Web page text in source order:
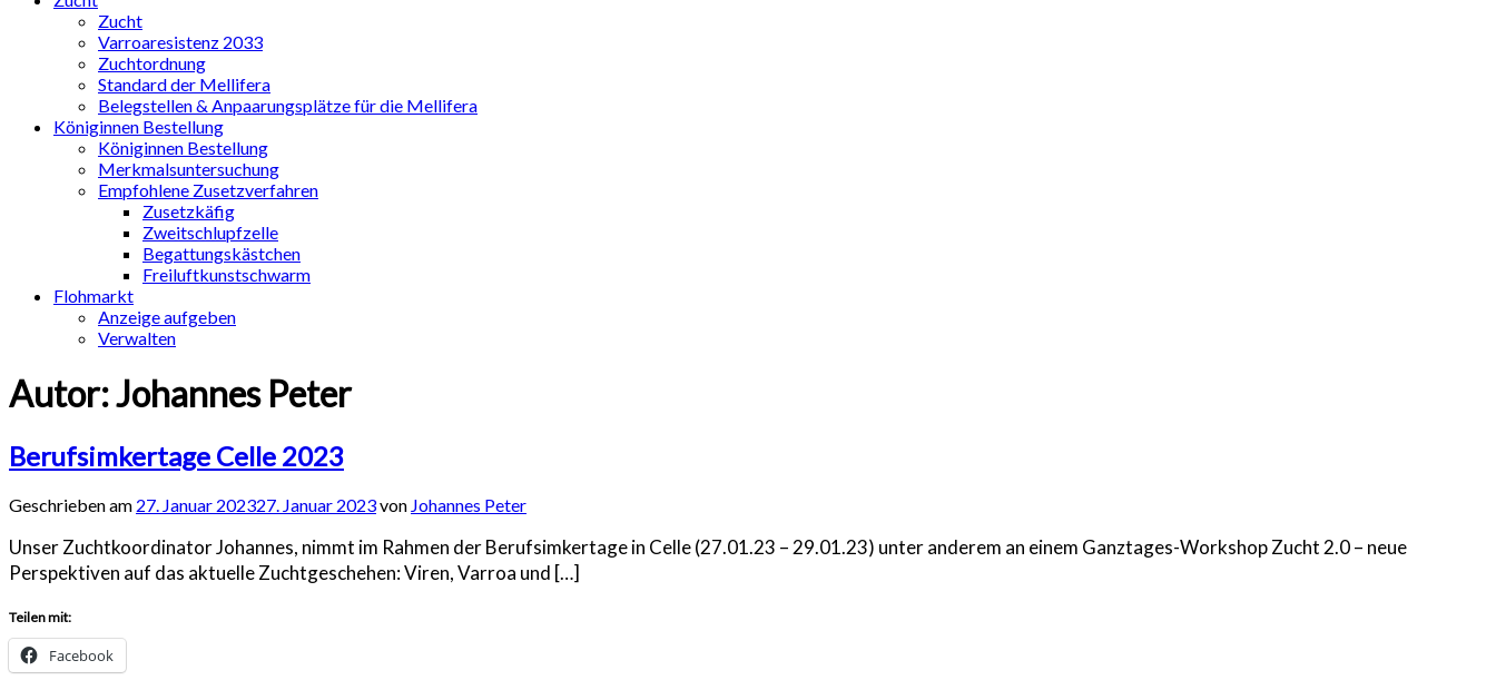
Zucht
Varroaresistenz 2033
Zuchtordnung
Standard der Mellifera
Belegstellen & Anpaarungsplätze für die Mellifera
Königinnen Bestellung
Königinnen Bestellung
Merkmalsuntersuchung
Empfohlene Zusetzverfahren
Zusetzkäfig
Zweitschlupfzelle
Begattungskästchen
Freiluftkunstschwarm
Flohmarkt
Anzeige aufgeben
Verwalten
Autor:Johannes Peter
Berufsimkertage Celle 2023
Geschrieben am 27. Januar 202327. Januar 2023von Johannes Peter
Unser Zuchtkoordinator Johannes, nimmt im Rahmen der Berufsimkertage in Celle (27.01.23 – 29.01.23) unter anderem an einem Ganztages-Workshop Zucht 2.0 – neue
Perspektiven auf das aktuelle Zuchtgeschehen: Viren, Varroa und […]
Teilen mit:
Facebook